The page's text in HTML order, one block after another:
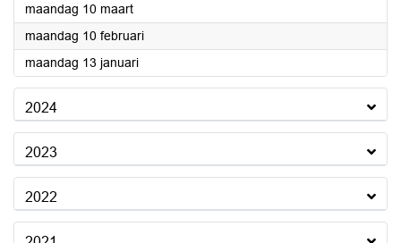
maandag 10 maart2025
maandag 10 februari2025
maandag 13 januari2025
2024
2023
2022